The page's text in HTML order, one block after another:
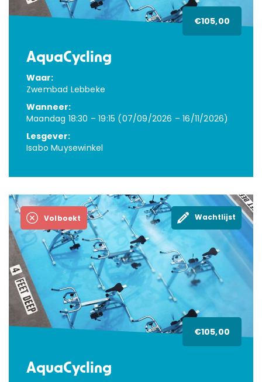
KAMPEN
LESGEVERS GEZOCHT
Webshop
Cadeaubon
€105,00
AquaCycling
Waar:
Zwembad Lebbeke
Wanneer:
Maandag 18:30 – 19:15 (07/09/2026 – 16/11/2026)
Lesgever:
Isabo Muysewinkel
Wachtlijst
Volboekt
€105,00
AquaCycling